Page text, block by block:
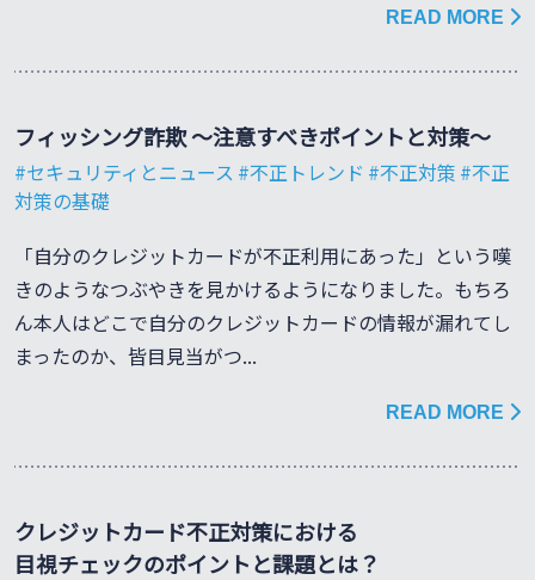
READ MORE
フィッシング詐欺 ～注意すべきポイントと対策～
セキュリティとニュース 不正トレンド 不正対策
不正
対策の基礎
「自分のクレジットカードが不正利用にあった」という嘆
きのようなつぶやきを見かけるようになりました。もちろ
ん本人はどこで自分のクレジットカードの情報が漏れてし
まったのか、皆目見当がつ...
READ MORE
クレジットカード不正対策における
目視チェックのポイントと課題とは？